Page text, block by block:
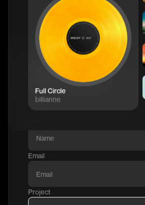
어떤 문제를
해결하고 싶으신
Email
Project
Full Circle
billianne